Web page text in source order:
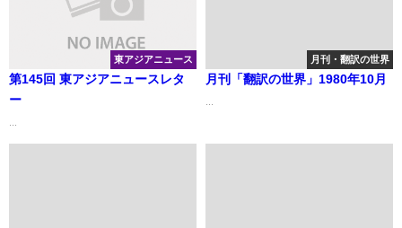
東アジアニュース
第145回 東アジアニュースレタ
ー
月刊・翻訳の世界
月刊「翻訳の世界」1980年10月